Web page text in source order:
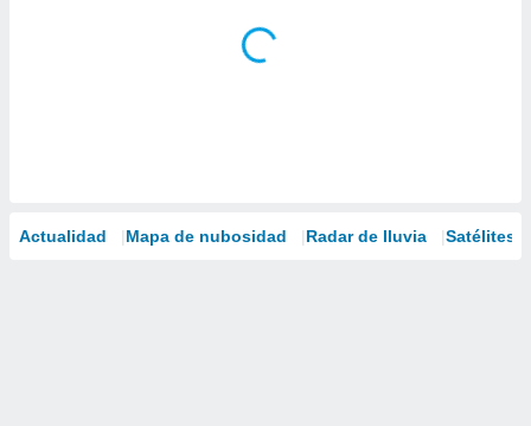
Actualidad Mapa de nubosidad Radar de lluvia Satélites